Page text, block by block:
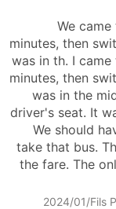
We
minutes, then
was in th. I
minutes, then
was in the
driver's seat. It
We should
take that bus.
the fare. The